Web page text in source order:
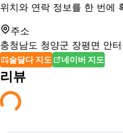
위치와 연락 정보를 한 번에
주소
충청남도 청양군 장평면 안
술달다 지도 네이버 지도
리뷰